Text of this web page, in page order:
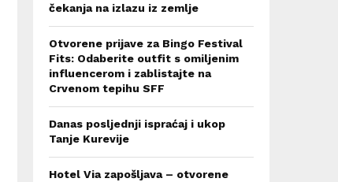
čekanja na izlazu iz zemlje
Otvorene prijave za Bingo Festival
Fits: Odaberite outfit s omiljenim
influencerom i zablistajte na
Crvenom tepihu SFF
Danas posljednji ispraćaj i ukop
Tanje Kurevije
Hotel Via zapošljava – otvorene